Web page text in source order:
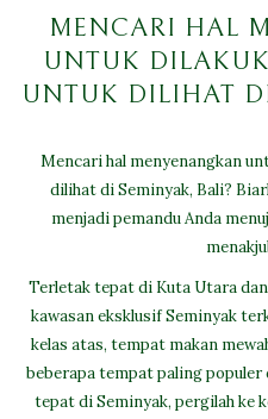
MENCARI HAL
UNTUK
UNTUK DILIHAT
Mencari hal menyenangkan
dilihat di Seminyak, Bali?
menjadi pemandu Anda
Terletak tepat di Kuta Utara
kawasan eksklusif Seminyak
kelas atas, tempat makan
beberapa tempat paling
tepat di Seminyak, pergilah ke